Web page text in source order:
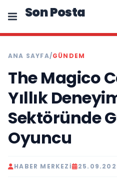
Son Posta
ANA SAYFA/GÜNDEM
The Magico
Yıllık
Sektöründe
Oyuncu
HABER MERKEZI